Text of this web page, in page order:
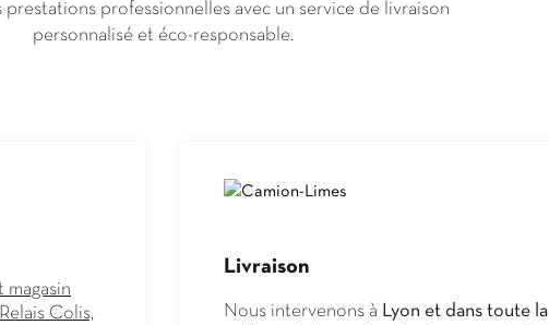
professionnelles avec un service de livraison
personnalisé et éco-responsable.
magasin
Colis,
Livraison
Nous intervenons à Lyon et dans toute la